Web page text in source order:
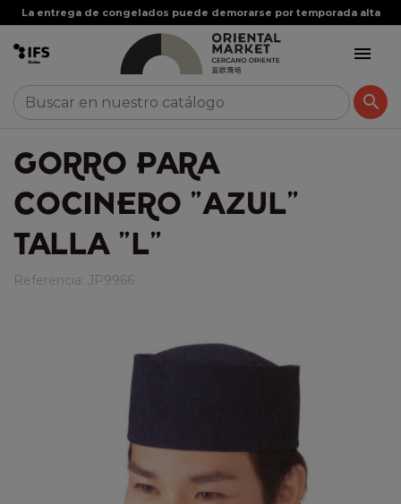
La entrega de congelados puede demorarse por temporada alta


GORRO PARA
COCINERO "AZUL"
TALLA "L"
Referencia: JP9966